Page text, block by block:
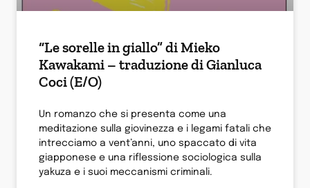
“Le sorelle in giallo” di Mieko
Kawakami – traduzione di Gianluca
Coci (E/O)
Un romanzo che si presenta come una
meditazione sulla giovinezza e i legami fatali che
intrecciamo a vent’anni, uno spaccato di vita
giapponese e una riflessione sociologica sulla
yakuza e i suoi meccanismi criminali.